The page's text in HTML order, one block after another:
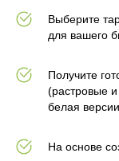
Выберите
для вашего
Получите
(растровые
белая
На основе